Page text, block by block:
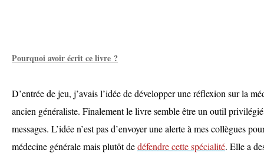
Pourquoi avoir écrit ce livre ?
D’entrée de jeu, j’avais l’idée de développer une réflexion sur la
ancien généraliste. Finalement le livre semble être un outil
messages. L’idée n’est pas d’envoyer une alerte à mes collègues
médecine générale mais plutôt dedéfendre cette spécialité. Elle a